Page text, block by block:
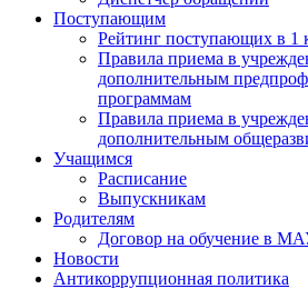
Поступающим
Рейтинг поступающих в 1
Правила приема в учреждение по
дополнительным
программам
Правила приема в
дополнительным
Учащимся
Расписание
Выпускникам
Родителям
Договор на обучение в
Новости
Антикоррупционная политика